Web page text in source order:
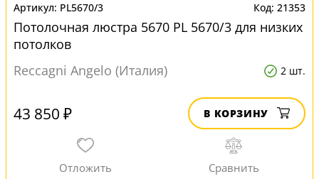
PL5670/3 21353
Потолочная люстра 5670 PL 5670/3 для низких
потолков
Reccagni Angelo (Италия)
2 шт.
43 850 ₽ В КОРЗИНУ